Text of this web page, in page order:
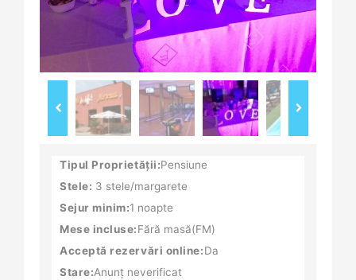
Tipul Proprietății:Pensiune
Stele: 3 stele/margarete
Sejur minim:1 noapte
Mese incluse:Fără masă(FM)
Acceptă rezervări online:Da
Stare:Anunț neverificat